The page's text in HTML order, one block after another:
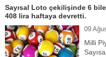
Sayısal Loto çekilişinde 6
408 lira haftaya devretti.
09
Milli